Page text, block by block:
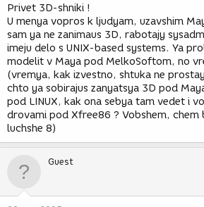
н
и
я
Privet 3D-shniki !
U menya vopros k ljudyam, uzavshim
sam ya ne zanimaus 3D, rabotajy
imeju delo s UNIX-based systems. Ya
modelit v Maya pod MelkoSoftom, no
(vremya, kak izvestno, shtuka ne
chto ya sobirajus zanyatsya 3D pod
pod LINUX, kak ona sebya tam vedet i
drovami pod Xfree86 ? Vobshem, chem
luchshe 8)
Guest